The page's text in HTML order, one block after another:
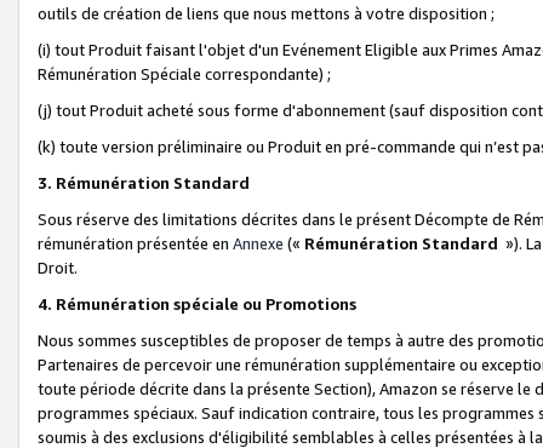
outils de création de liens que nous mettons à votre disposition ;
(i) tout Produit faisant l'objet d'un Evénement Eligible aux Primes
Rémunération Spéciale correspondante) ;
(j) tout Produit acheté sous forme d'abonnement (sauf disposition
(k) toute version préliminaire ou Produit en pré-commande qui n’est
3. Rémunération Standard
Sous réserve des limitations décrites dans le présent Décompte de
rémunération présentée en Annexe (« Rémunération Standard »).
Droit.
4. Rémunération spéciale ou Promotions
Nous sommes susceptibles de proposer de temps à autre des
Partenaires de percevoir une rémunération supplémentaire ou
toute période décrite dans la présente Section), Amazon se réserve
programmes spéciaux. Sauf indication contraire, tous les
soumis à des exclusions d'éligibilité semblables à celles présentées à